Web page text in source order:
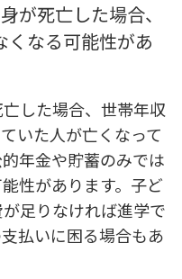
が死亡した場合、
くなる可能性があ
した場合、世帯年収
いた人が亡くなって
年金や貯蓄のみでは
性があります。子ど
足りなければ進学で
払いに困る場合もあ